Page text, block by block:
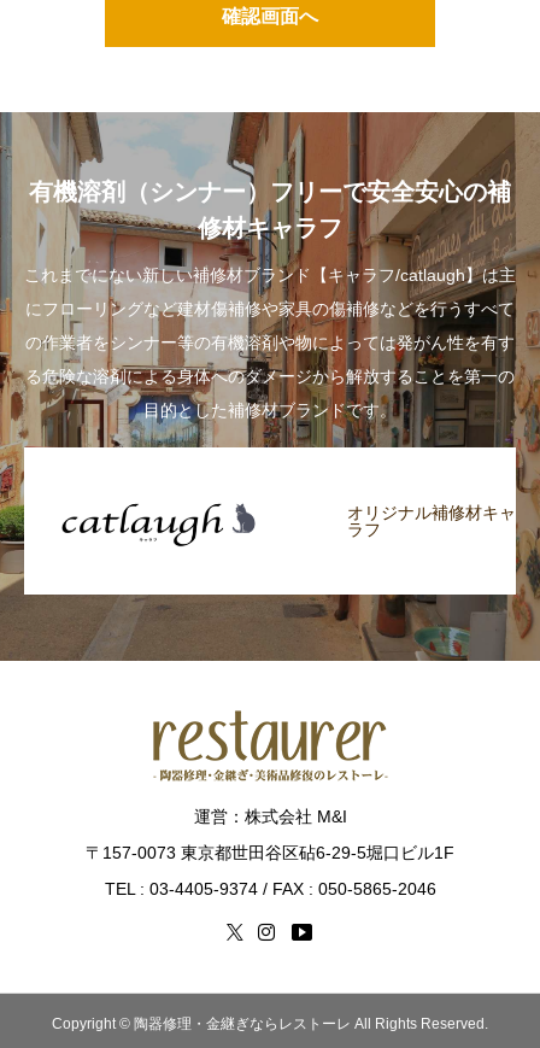
(1)当社が取り扱っている製品またはサービスのご提供
(3)製品の保守サービスおよびその他アフターサービス
(4)お客様からのご相談やお問合せ対応
(5)製品やサービスの品質向上に関する検討のためのア
ンケート調査およびマーケティング活動
(6)お取引に関しての与信判断並びに与信後の管理
2.個人情報の取り扱い方針
(1)当社は個人情報を適切に管理し、以下の場合を除い
て第三者へ提供することはございません。
但し、個人情報保護法に規定する例外事項に該当する
①あらかじめお客様の同意をいただいた場合。
②上記「1.個人情報の利用目的」で公表している利用
この場合、個人情報の安全管理が図られるよう業務委
託先に対して厳格な管理を要求し、必要かつ適切な監
③法令に基づき公的機関から開示の要請があった場
3.個人情報の安全管理
当社は、個人情報を保管並びに利用するに際し、個人
情報の漏洩、滅失または毀損の防止その他の個人情報
の安全管理のために必要かつ適切な措置を講じます。
有機溶剤（シンナー）フリーで安全安心の補
修材キャラフ
これまでにない新しい補修材ブランド【キャラフ/catlaugh】は主
にフローリングなど建材傷補修や家具の傷補修などを行うすべて
の作業者をシンナー等の有機溶剤や物によっては発がん性を有す
る危険な溶剤による身体へのダメージから解放することを第一の
目的とした補修材ブランドです。
オリジナル補修材キャ
ラフ
運営：株式会社 M&I
〒157-0073 東京都世田谷区砧6-29-5堀口ビル1F
TEL : 03-4405-9374 / FAX : 050-5865-2046
Copyright © 陶器修理・金継ぎならレストーレ All Rights Reserved.